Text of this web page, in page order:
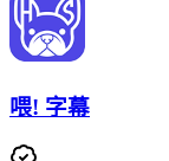
喂! 字幕